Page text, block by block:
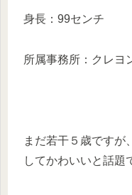
身長：99センチ
所属事務所：クレヨ
まだ若干５歳ですが
してかわいいと話題